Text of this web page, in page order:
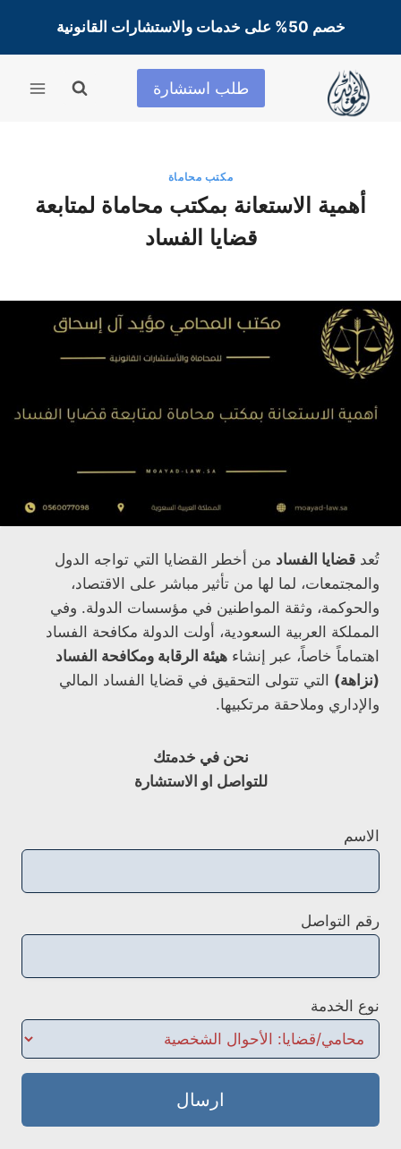
المحتوى
خصم 50% على خدمات والاستشارات القانونية
طلب استشارة
مكتب محاماة
أهمية الاستعانة بمكتب محاماة لمتابعة
قضايا الفساد
تُعد قضايا الفساد من أخطر القضايا التي تواجه الدول
والمجتمعات، لما لها من تأثير مباشر على الاقتصاد،
والحوكمة، وثقة المواطنين في مؤسسات الدولة. وفي
المملكة العربية السعودية، أولت الدولة مكافحة الفساد
اهتماماً خاصاً، عبر إنشاء هيئة الرقابة ومكافحة الفساد
(نزاهة) التي تتولى التحقيق في قضايا الفساد المالي
والإداري وملاحقة مرتكبيها.
نحن في خدمتك
للتواصل او الاستشارة
الاسم
رقم التواصل
نوع الخدمة
ارسال